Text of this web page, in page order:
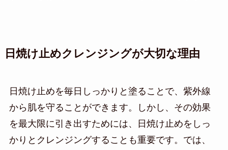
日焼け止めクレンジングが大切な理由
日焼け止めを毎日しっかりと塗ることで、紫外線
から肌を守ることができます。しかし、その効果
を最大限に引き出すためには、日焼け止めをしっ
かりとクレンジングすることも重要です。では、